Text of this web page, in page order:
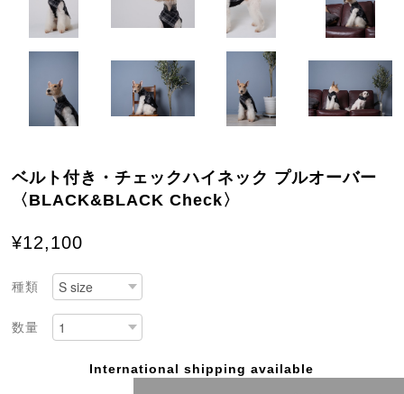
ベルト付き・チェックハイネック プルオーバー
〈BLACK&BLACK Check〉
¥12,100
種類
数量
International shipping available